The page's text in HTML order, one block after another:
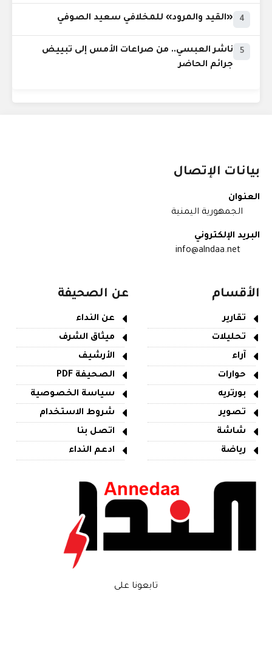
4 «القيد والمرود» للمخلافي سعيد الصوفي
5
ناشر العبسي.. من صراعات الأمس إلى تبييض
جرائم الحاضر
بيانات الإتصال
العنوان
الجمهورية اليمنية
البريد الإلكتروني
info@alndaa.net
الأقسام
تقارير
تحليلات
آراء
حوارات
بورتريه
تصوير
شاشة
رياضة
عن الصحيفة
عن النداء
ميثاق الشرف
الأرشيف
الصحيفة PDF
سياسة الخصوصية
شروط الاستخدام
اتصل بنا
ادعم النداء
تابعونا على